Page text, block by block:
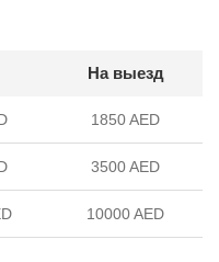
На выезд
1850 AED
3500 AED
10000 AED